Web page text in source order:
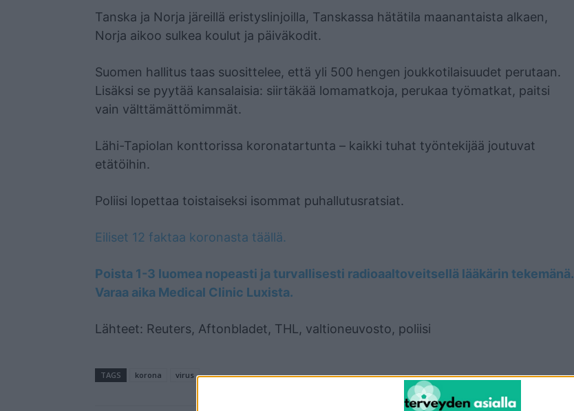
Tanska ja Norja järeillä eristyslinjoilla, Tanskassa hätätila maanantaista alkaen,
Norja aikoo sulkea koulut ja päiväkodit.
Suomen hallitus taas suosittelee, että yli 500 hengen joukkotilaisuudet perutaan.
Lisäksi se pyytää kansalaisia: siirtäkää lomamatkoja, perukaa työmatkat, paitsi
vain välttämättömimmät.
Lähi-Tapiolan konttorissa koronatartunta – kaikki tuhat työntekijää joutuvat
etätöihin.
Poliisi lopettaa toistaiseksi isommat puhallutusratsiat.
Eiliset 12 faktaa koronasta täällä.
Poista 1-3 luomea nopeasti ja turvallisesti radioaaltoveitsellä lääkärin tekemänä.
Varaa aika Medical Clinic Luxista.
Lähteet: Reuters, Aftonbladet, THL, valtioneuvosto, poliisi
TAGS korona virus